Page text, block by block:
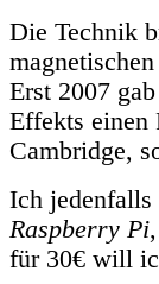
Die Technik
Erst 2007
Effekts einen
Cambridge,
Ich
Raspberry Pi
für 30€ will